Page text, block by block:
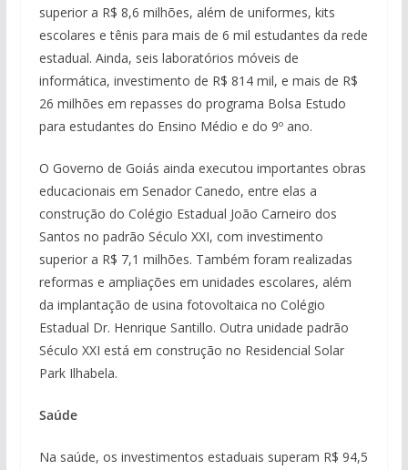
superior a R$ 8,6 milhões, além de uniformes, kits
escolares e tênis para mais de 6 mil estudantes da rede
estadual. Ainda, seis laboratórios móveis de
informática, investimento de R$ 814 mil, e mais de R$
26 milhões em repasses do programa Bolsa Estudo
para estudantes do Ensino Médio e do 9º ano.
O Governo de Goiás ainda executou importantes obras
educacionais em Senador Canedo, entre elas a
construção do Colégio Estadual João Carneiro dos
Santos no padrão Século XXI, com investimento
superior a R$ 7,1 milhões. Também foram realizadas
reformas e ampliações em unidades escolares, além
da implantação de usina fotovoltaica no Colégio
Estadual Dr. Henrique Santillo. Outra unidade padrão
Século XXI está em construção no Residencial Solar
Park Ilhabela.
Saúde
Na saúde, os investimentos estaduais superam R$ 94,5